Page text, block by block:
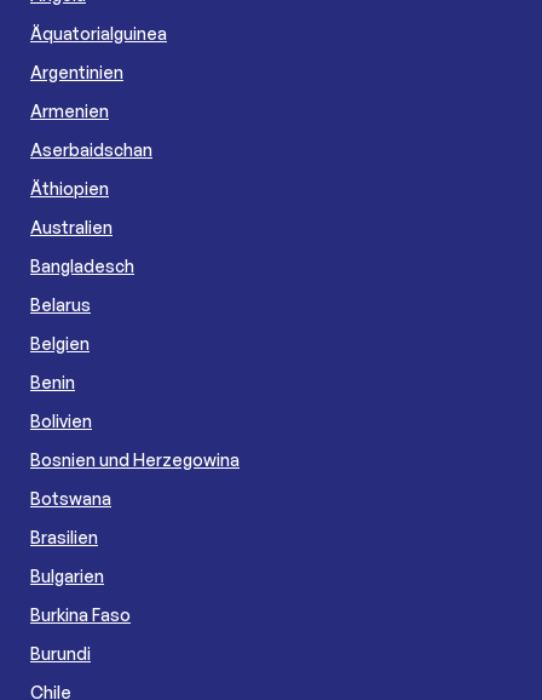
Äquatorialguinea
Argentinien
Armenien
Aserbaidschan
Äthiopien
Australien
Bangladesch
Belarus
Belgien
Benin
Bolivien
Bosnien und Herzegowina
Botswana
Brasilien
Bulgarien
Burkina Faso
Burundi
Chile